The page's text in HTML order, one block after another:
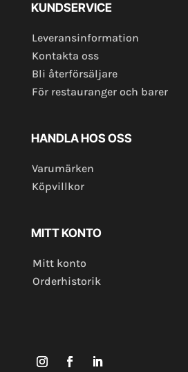
KUNDSERVICE
Leveransinformation
Kontakta oss
Bli återförsäljare
För restauranger och barer
HANDLA HOS OSS
Varumärken
Köpvillkor
MITT KONTO
Mitt konto
Orderhistorik